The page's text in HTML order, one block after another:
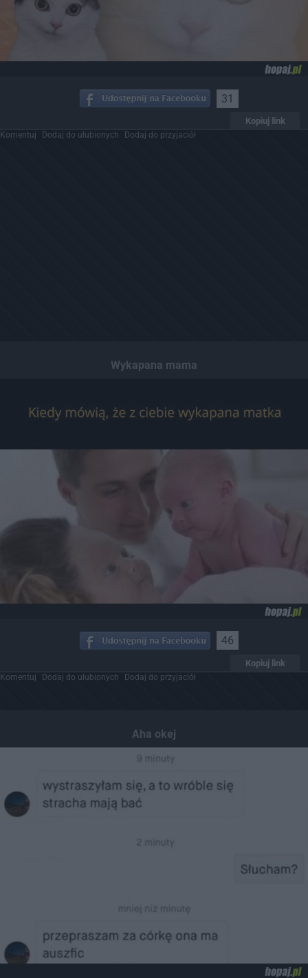
31
Kopiuj link
Komentuj Dodaj do ulubionych Dodaj do przyjaciół
Wykapana mama
46
Kopiuj link
Komentuj Dodaj do ulubionych Dodaj do przyjaciół
Aha okej